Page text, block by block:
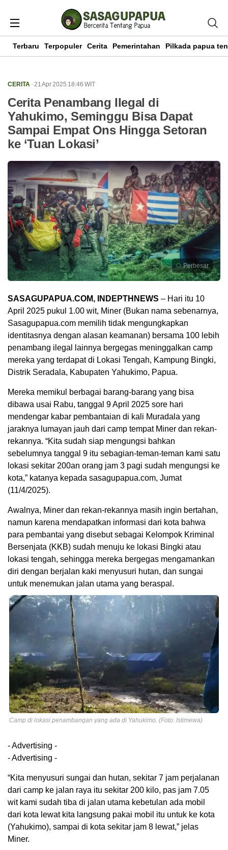
Terbaru Terpopuler Cerita Pemerintahan Pilkada papua
CERITA · 21 Apr 2025 18:46 WIT
Cerita Penambang Ilegal di
Yahukimo, Seminggu Bisa Dapat
Sampai Empat Ons Hingga Setoran
ke ‘Tuan Lokasi’
Perbesar
SASAGUPAPUA.COM, INDEPTHNEWS – Hari itu 10
April 2025 pukul 1.00 wit, Miner (Bukan nama sebenarnya,
Sasagupapua.com memilih tidak mengungkapkan
identitasnya dengan alasan keamanan) bersama 100 lebih
penambang ilegal lainnya bergegas meninggalkan camp
mereka yang terdapat di Lokasi Tengah, Kampung Bingki,
Distrik Seradala, Kabupaten Yahukimo, Papua.
Mereka memikul berbagai barang-barang yang bisa
dibawa usai Rabu, tanggal 9 April 2025 sore hari
mendengar kabar pembantaian di kali Muradala yang
jaraknya lumayan jauh dari camp tempat Miner dan rekan-
rekannya. “Kita sudah siap mengungsi bahkan
sebelumnya tanggal 9 itu sebagian-teman-teman kami satu
lokasi sekitar 200an orang jam 3 pagi sudah mengungsi ke
kota,” katanya kepada sasagupapua.com, Jumat
(11/4/2025).
Awalnya, Miner dan rekan-rekannya masih ingin bertahan,
namun karena mendapatkan informasi dari kota bahwa
para pembantai yang disebut sebagai Kelompok Kriminal
Bersenjata (KKB) sudah menuju ke lokasi Bingki atau
lokasi tengah, sehingga mereka bergegas mengamankan
diri dengan berjalan kaki menyusuri hutan, dan sungai
untuk menemukan jalan utama yang beraspal.
Camp di lokasi penambangan yang ada di Yahukimo. (Foto: Istimewa)
- Advertising -
- Advertising -
“Kita menyusuri sungai dan hutan, sekitar 7 jam perjalanan
dari camp ke jalan raya itu sekitar 200 kilo, pas jam 7.05
wit kami sudah tiba di jalan utama kebetulan ada mobil
dari kota lewat kita langsung pakai mobil itu untuk ke kota
(Yahukimo), sampai di kota sekitar jam 8 lewat,” jelas
Miner.